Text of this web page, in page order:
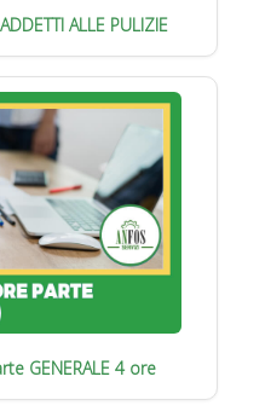
ALLE PULIZIE
GENERALE 4 ore